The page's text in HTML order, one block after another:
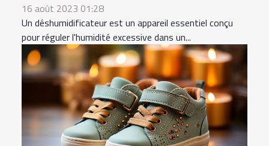
16 août 2023 01:28
Un déshumidificateur est un appareil essentiel conçu
pour réguler l'humidité excessive dans un...